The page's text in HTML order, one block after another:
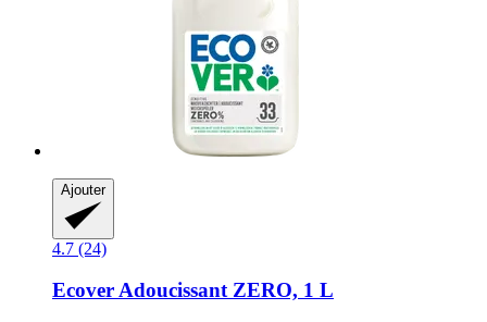
Ajouter
4.7 (24)
EcoverAdoucissant ZERO, 1 L